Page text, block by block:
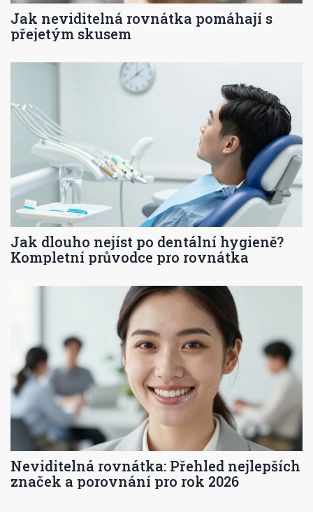
Jak neviditelná rovnátka pomáhají s
přejetým skusem
Jak dlouho nejíst po dentální hygieně?
Kompletní průvodce pro rovnátka
Neviditelná rovnátka: Přehled nejlepších
značek a porovnání pro rok 2026